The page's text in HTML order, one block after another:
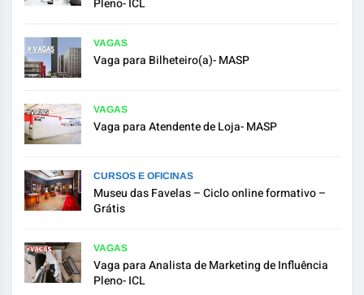
Pleno- ICL
VAGAS
Vaga para Bilheteiro(a)- MASP
VAGAS
Vaga para Atendente de Loja- MASP
CURSOS E OFICINAS
Museu das Favelas – Ciclo online formativo –
Grátis
VAGAS
Vaga para Analista de Marketing de Influência
Pleno- ICL